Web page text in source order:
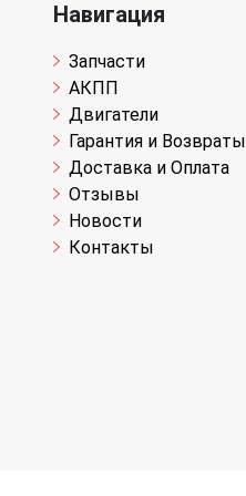
Навигация
Запчасти
АКПП
Двигатели
Гарантия и Возвраты
Доставка и Оплата
Отзывы
Новости
Контакты